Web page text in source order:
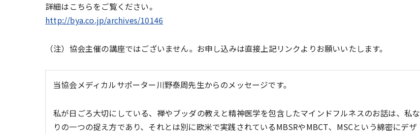
詳細はこちらをご覧ください。
http://bya.co.jp/archives/10146
（注）協会主催の講座ではございません。お申し込みは直接上記リンクよりお願いいたします。
当協会メディカルサポーター川野泰周先生からのメッセージです。
私が日ごろ大切にしている、禅やブッダの教えと精神医学を包含したマインドフルネスのお話は、私な
りの一つの捉え方であり、それとは別に欧米で実践されているMBSRやMBCT、MSCという綿密にデザ